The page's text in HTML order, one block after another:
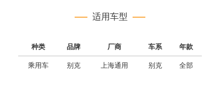
适用车型
种类 品牌 厂商 车系 年款
乘用车 别克 上海通用 别克 全部